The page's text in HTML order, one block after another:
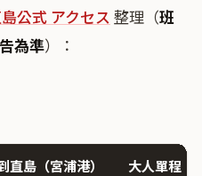
公式 アクセス 整理（班
為準）：
直島（宮浦港） 大人單程（